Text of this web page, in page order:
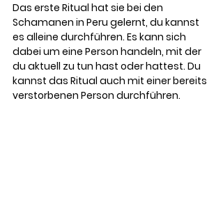
Das erste Ritual hat sie bei den
Schamanen in Peru gelernt, du kannst
es alleine durchführen. Es kann sich
dabei um eine Person handeln, mit der
du aktuell zu tun hast oder hattest. Du
kannst das Ritual auch mit einer bereits
verstorbenen Person durchführen.